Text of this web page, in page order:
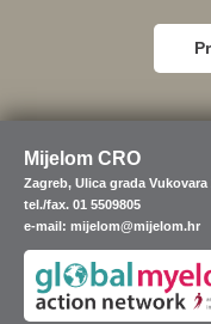
Mijelom CRO
Zagreb, Ulica grada Vukovara
tel./fax. 01 5509805
e-mail: mijelom@mijelom.hr